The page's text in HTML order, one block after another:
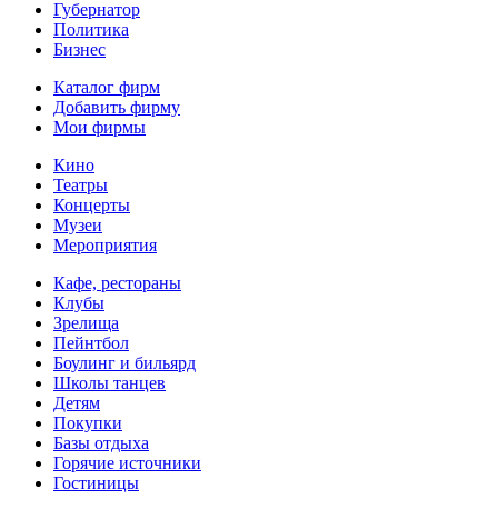
Губернатор
Политика
Бизнес
Каталог фирм
Добавить фирму
Мои фирмы
Кино
Театры
Концерты
Музеи
Мероприятия
Кафе, рестораны
Клубы
Зрелища
Пейнтбол
Боулинг и бильярд
Школы танцев
Детям
Покупки
Базы отдыха
Горячие источники
Гостиницы